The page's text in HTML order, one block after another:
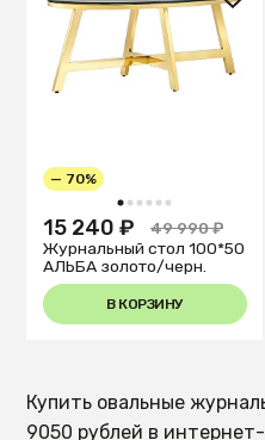
1 2 3 4 5 6
— 70%
15 240 ₽
49 990 ₽
Журнальный стол 100*50
АЛЬБА золото/черн.
В КОРЗИНУ
Купить овальные
9050 рублей в